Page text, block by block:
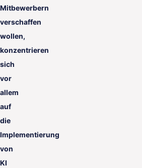
Mitbewerbern
verschaffen
wollen,
konzentrieren
sich
vor
allem
auf
die
Implementierung
von
KI